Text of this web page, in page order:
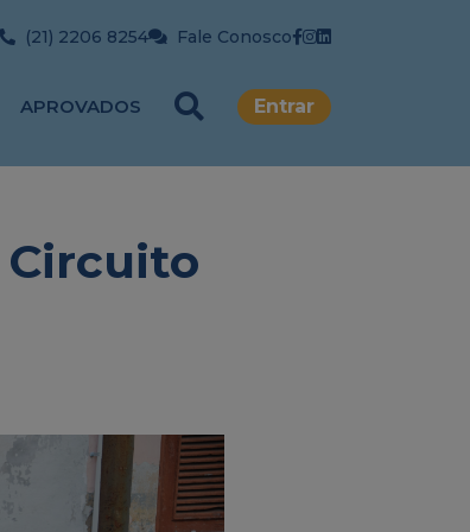
(21) 2206 8254 Fale Conosco
APROVADOS Entrar